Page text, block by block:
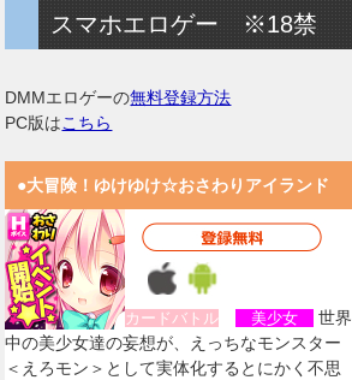
スマホエロゲー ※18禁
DMMエロゲーの無料登録方法
PC版はこちら
●大冒険！ゆけゆけ☆おさわりアイランド
カードバトル 美少女
世界
中の美少女達の妄想が、えっちなモンスター
＜えろモン＞として実体化するとにかく不思